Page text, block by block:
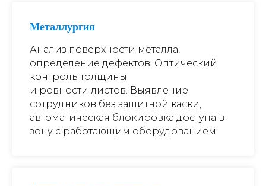
Металлургия
Анализ поверхности металла,
определение дефектов. Оптический
контроль толщины
и ровности листов. Выявление
сотрудников без защитной каски,
автоматическая блокировка доступа в
зону с работающим оборудованием.